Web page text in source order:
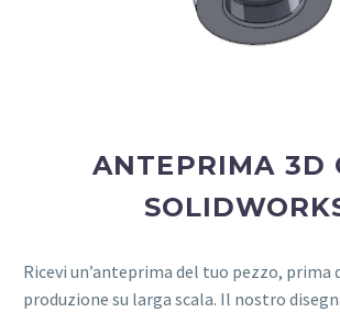
ANTEPRIMA 3D
Ricevi un’anteprima del tuo pezzo, prima
produzione su larga scala. Il nostro